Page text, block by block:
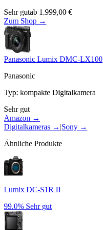
Sehr gutab 1.999,00 €
Zum Shop →
Panasonic Lumix DMC-LX100
Panasonic
Typ: kompakte Digitalkamera
Sehr gut
Amazon →
Digitalkameras → |Sony →
Ähnliche Produkte
Lumix DC-S1R II
99.0% Sehr gut